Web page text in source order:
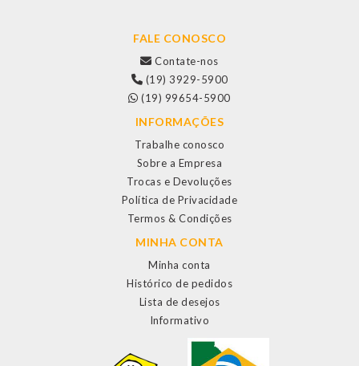
FALE CONOSCO
Contate-nos
(19) 3929-5900
(19) 99654-5900
INFORMAÇÕES
Trabalhe conosco
Sobre a Empresa
Trocas e Devoluções
Política de Privacidade
Termos & Condições
MINHA CONTA
Minha conta
Histórico de pedidos
Lista de desejos
Informativo